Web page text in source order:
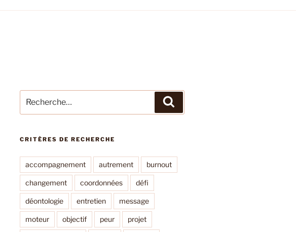
pour
:
CRITÈRES DE RECHERCHE
accompagnement autrement burnout
changement coordonnées défi
déontologie entretien message
moteur objectif peur projet